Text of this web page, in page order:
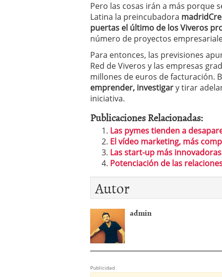
Pero las cosas irán a más porque
Latina la preincubadora
puertas el último de los Viveros
número de proyectos
Para entonces, las previsiones
Red de Viveros y las empresas
millones de euros de facturación.
emprender, investigary tirar
iniciativa.
Publicaciones Relacionadas:
Las pymes tienden a
El vídeo marketing, más
Las start-up más
Potenciación de las
Autor
admin
Publicidad